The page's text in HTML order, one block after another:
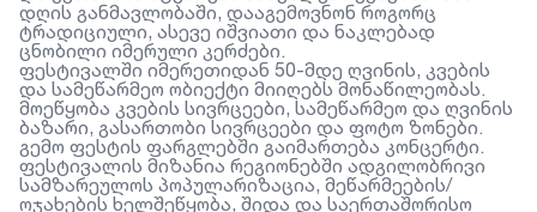
დღის განმავლობაში, დააგემოვნონ როგორც
ტრადიციული, ასევე იშვიათი და ნაკლებად
ცნობილი იმერული კერძები.
ფესტივალში იმერეთიდან 50-მდე ღვინის, კვების
და სამეწარმეო ობიექტი მიიღებს მონაწილეობას.
მოეწყობა კვების სივრცეები, სამეწარმეო და ღვინის
ბაზარი, გასართობი სივრცეები და ფოტო ზონები.
გემო ფესტის ფარგლებში გაიმართება კონცერტი.
ფესტივალის მიზანია რეგიონებში ადგილობრივი
სამზარეულოს პოპულარიზაცია, მეწარმეების/
ოჯახების ხელშეწყობა, შიდა და საერთაშორისო